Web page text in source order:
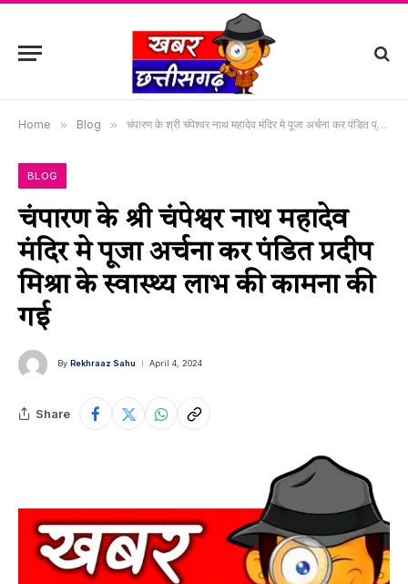
Home » Blog » चंपारण के श्री चंपेश्वर नाथ महादेव मंदिर मे पूजा अर्चना कर पंडित प्रदीप मिश्रा के स्वास्थ्य लाभ की कामना की गई
BLOG
चंपारण के श्री चंपेश्वर नाथ महादेव
मंदिर मे पूजा अर्चना कर पंडित प्रदीप
मिश्रा के स्वास्थ्य लाभ की कामना की
गई
By Rekhraaz Sahu April 4, 2024
Share